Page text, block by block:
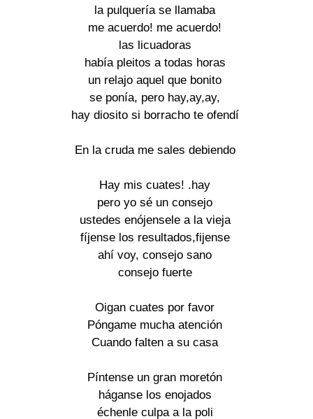
la pulquería se llamaba
me acuerdo! me acuerdo!
las licuadoras
había pleitos a todas horas
un relajo aquel que bonito
se ponía, pero hay,ay,ay,
hay diosito si borracho te ofendí
En la cruda me sales debiendo
Hay mis cuates! .hay
pero yo sé un consejo
ustedes enójensele a la vieja
fíjense los resultados,fijense
ahí voy, consejo sano
consejo fuerte
Oigan cuates por favor
Póngame mucha atención
Cuando falten a su casa
Píntense un gran moretón
háganse los enojados
échenle culpa a la poli